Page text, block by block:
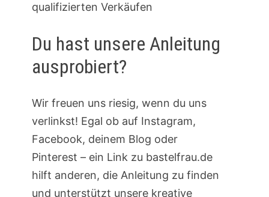
qualifizierten Verkäufen
Du hast unsere Anleitung
ausprobiert?
Wir freuen uns riesig, wenn du uns
verlinkst! Egal ob auf Instagram,
Facebook, deinem Blog oder
Pinterest – ein Link zu bastelfrau.de
hilft anderen, die Anleitung zu finden
und unterstützt unsere kreative